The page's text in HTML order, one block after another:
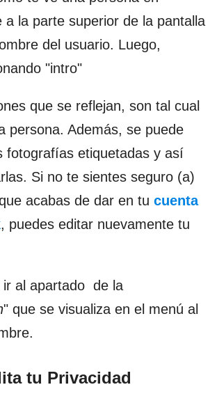
a la parte superior de la pantalla
del usuario. Luego,
"intro"
que se reflejan, son tal cual
persona. Además, se puede
fotografías etiquetadas y así
Si no te sientes seguro (a)
acabas de dar en tu cuenta
, puedes editar nuevamente tu
ir al apartado de la
" que se visualiza en el menú al
tu Privacidad